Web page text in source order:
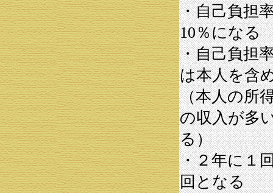
・自己負担
10％になる
・自己負担
は本人を含
（本人の所
の収入が多
る）
・２年に１
回となる